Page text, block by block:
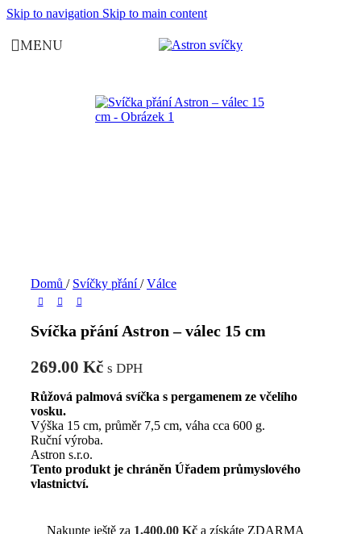
Skip to navigation Skip to main content
MENU
Domů / Svíčky přání/ Válce
Svíčka přání Astron – válec 15 cm
269.00 Kč s DPH
Růžová palmová svíčka s pergamenem ze včelího
vosku.
Výška 15 cm, průměr 7,5 cm, váha cca 600 g.
Ruční výroba.
Astron s.r.o.
Tento produkt je chráněn Úřadem průmyslového
vlastnictví.
Nakupte ještě za 1,400.00 Kč a získáte ZDARMA